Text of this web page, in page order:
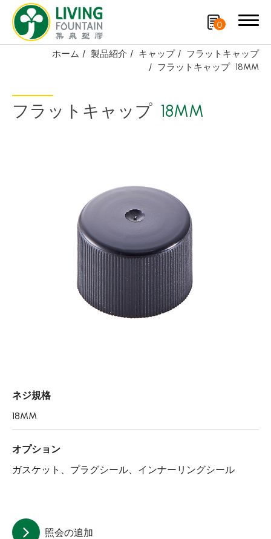
0
ホーム 製品紹介 キャップ
フラットキャップ
フラットキャップ 18MM
フラットキャップ 18MM
ネジ規格
18MM
オプション
ガスケット、プラグシール、インナーリングシール
照会の追加
検索
製品紹介
スプレーノズル
エアレスボトル/クリーム容器/ソープボックス
ミストスプレー、ミニボトル、ロールオンボトル
再生資源製品
使用用途
ニュース